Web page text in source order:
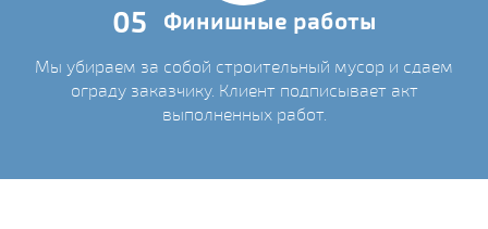
05 Финишные работы
Мы убираем за собой строительный мусор и сдаем
ограду заказчику. Клиент подписывает акт
выполненных работ.